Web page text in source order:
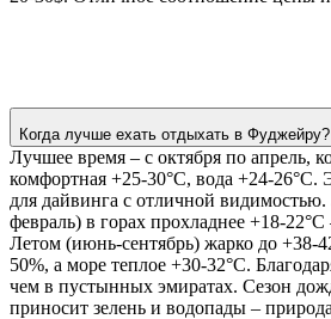
Когда лучше ехать отдыхать в Фуджейру?
Лучшее время – с октября по апрель,
комфортная +25-30°C, вода +24-26°C.
для дайвинга с отличной
февраль) в горах прохладнее +18-
Летом (июнь-сентябрь) жарко до +38-
50%, а море теплое +30-32°C.
чем в пустынных эмиратах. Сезон
приносит зелень и водопады –